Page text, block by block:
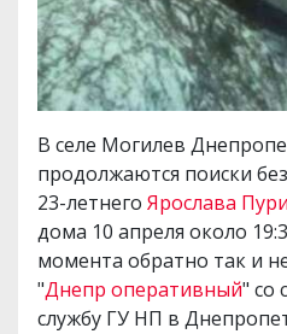
В селе Могилев
продолжаются поиски
23-летнего Ярослава
дома 10 апреля около
момента обратно так и
"Днепр оперативный" со
службу ГУ НП в